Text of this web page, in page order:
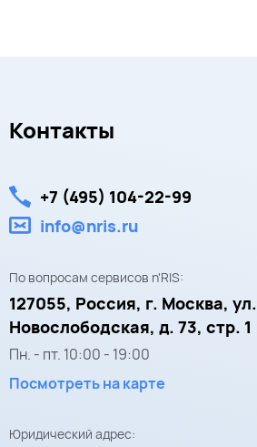
Контакты
+7 (495) 104-22-99
info@nris.ru
По вопросам сервисов n'RIS:
127055, Россия, г. Москва, ул.
Новослободская, д. 73, стр. 1
Пн. - пт. 10:00 - 19:00
Посмотреть на карте
Юридический адрес: